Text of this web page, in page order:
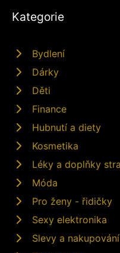
Kategorie
Bydlení
Dárky
Děti
Finance
Hubnutí a diety
Kosmetika
Léky a doplňky
Móda
Pro ženy - řidičky
Sexy elektronika
Slevy a nakupování